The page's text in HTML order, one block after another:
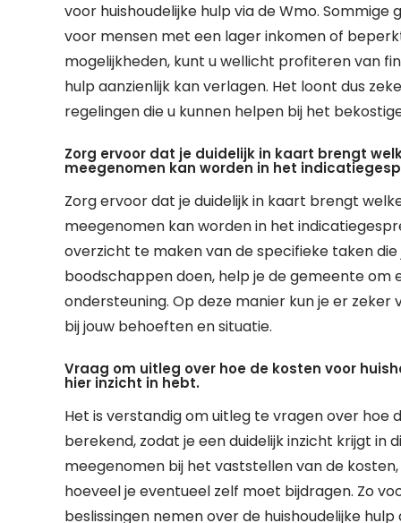
voor huishoudelijke hulp via de Wmo.
voor mensen met een lager inkomen of
mogelijkheden, kunt u wellicht profiteren van
hulp aanzienlijk kan verlagen. Het loont dus
regelingen die u kunnen helpen bij het
Zorg ervoor dat je duidelijk in kaart brengt
meegenomen kan worden in het
Zorg ervoor dat je duidelijk in kaart brengt
meegenomen kan worden in het
overzicht te maken van de specifieke taken
boodschappen doen, help je de gemeente
ondersteuning. Op deze manier kun je er
bij jouw behoeften en situatie.
Vraag om uitleg over hoe de kosten voor
hier inzicht in hebt.
Het is verstandig om uitleg te vragen over hoe
berekend, zodat je een duidelijk inzicht krijgt
meegenomen bij het vaststellen van de
hoeveel je eventueel zelf moet bijdragen. Zo
beslissingen nemen over de huishoudelijke hulp